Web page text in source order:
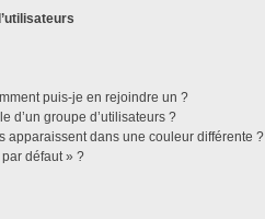
puis-je en rejoindre un ?
d’un groupe d’utilisateurs ?
apparaissent dans une couleur différente ?
par défaut » ?